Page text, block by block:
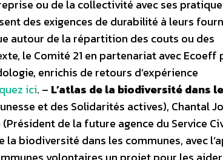
ou de la collectivité avec ses
des exigences de durabilité à leurs
autour de la répartition des couts ou des
le Comité 21 en partenariat avec Ecoeff
enrichis de retours d’expérience
ici. – L’atlas de la biodiversité dans
et des Solidarités actives), Chantal
de la future agence du Service
biodiversité dans les communes, avec